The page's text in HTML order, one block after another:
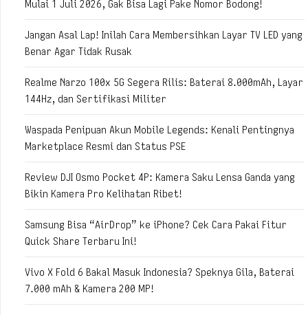
Mulai 1 Juli 2026, Gak Bisa Lagi Pake Nomor Bodong!
Jangan Asal Lap! Inilah Cara Membersihkan Layar TV LED yang
Benar Agar Tidak Rusak
Realme Narzo 100x 5G Segera Rilis: Baterai 8.000mAh, Layar
144Hz, dan Sertifikasi Militer
Waspada Penipuan Akun Mobile Legends: Kenali Pentingnya
Marketplace Resmi dan Status PSE
Review DJI Osmo Pocket 4P: Kamera Saku Lensa Ganda yang
Bikin Kamera Pro Kelihatan Ribet!
Samsung Bisa “AirDrop” ke iPhone? Cek Cara Pakai Fitur
Quick Share Terbaru Ini!
Vivo X Fold 6 Bakal Masuk Indonesia? Speknya Gila, Baterai
7.000 mAh & Kamera 200 MP!